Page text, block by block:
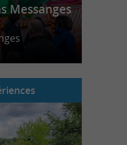
Messanges